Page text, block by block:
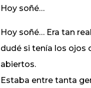
Hoy soñé…
Hoy soñé… Era tan
dudé si tenía los ojos
abiertos.
Estaba entre tanta